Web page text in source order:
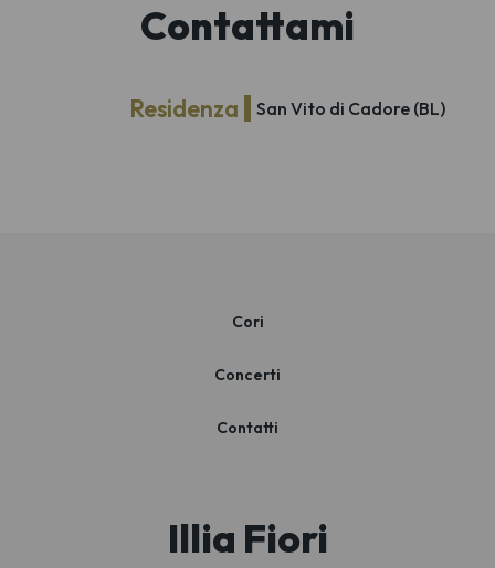
Contattami
Residenza San Vito di Cadore (BL)
Cori
Concerti
Contatti
Illia Fiori